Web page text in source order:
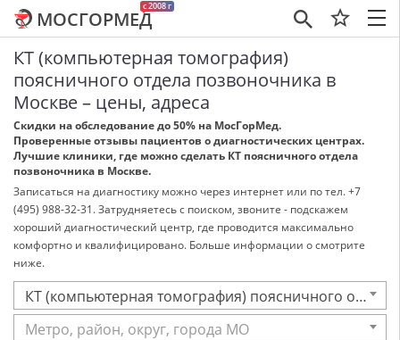
×
c 2008 г
МОСГОРМЕД
КТ (компьютерная томография)
поясничного отдела позвоночника в
Москве – цены, адреса
Скидки на обследование до 50% на МосГорМед.
Проверенные отзывы пациентов о диагностических центрах.
Лучшие клиники, где можно сделать КТ поясничного отдела
позвоночника в Москве.
Записаться на диагностику можно через интернет или по тел. +7
(495) 988-32-31. Затрудняетесь с поиском, звоните - подскажем
хороший диагностический центр, где проводится максимально
комфортно и квалифицировано. Больше информации о смотрите
ниже.
КТ (компьютерная томография) поясничного отдела позвоночника
Метро, район, округ, города МО